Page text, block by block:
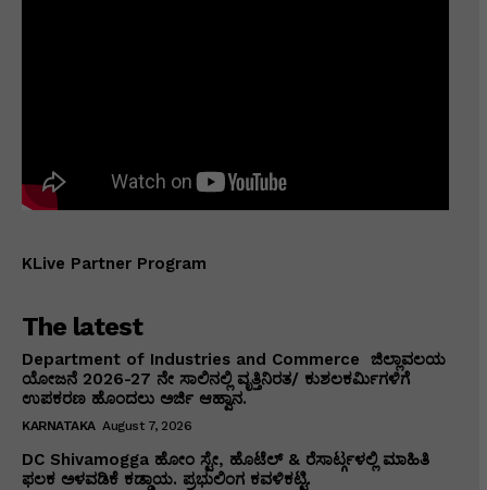
KLive Partner Program
The latest
Department of Industries and Commerce ಜಿಲ್ಲಾವಲಯ
ಯೋಜನೆ 2026-27 ನೇ ಸಾಲಿನಲ್ಲಿ ವೃತ್ತಿನಿರತ/ ಕುಶಲಕರ್ಮಿಗಳಿಗೆ
ಉಪಕರಣ ಹೊಂದಲು ಅರ್ಜಿ ಆಹ್ವಾನ.
KARNATAKA August 7, 2026
DC Shivamogga ಹೋಂ ಸ್ಟೇ, ಹೊಟೆಲ್ & ರೆಸಾರ್ಟ್ಗಳಲ್ಲಿ ಮಾಹಿತಿ
ಫಲಕ ಅಳವಡಿಕೆ ಕಡ್ಡಾಯ. ಪ್ರಭುಲಿಂಗ ಕವಳಿಕಟ್ಟಿ.